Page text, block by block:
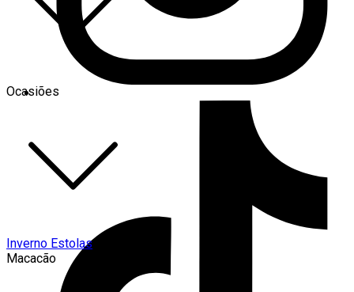
Ocasiões
Inverno Estolas
Macacão